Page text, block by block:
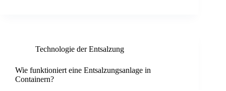
Technologie der Entsalzung
Wie funktioniert eine Entsalzungsanlage in
Containern?